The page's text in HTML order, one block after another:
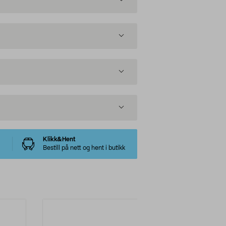
Klikk&Hent
Bestill på nett og hent i butikk